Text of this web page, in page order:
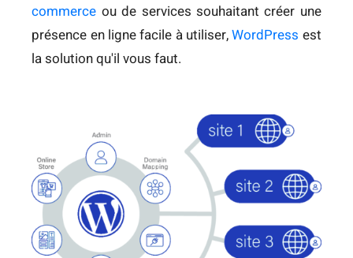
commerce ou de services souhaitant créer une
présence en ligne facile à utiliser,WordPress est
la solution qu'il vous faut.